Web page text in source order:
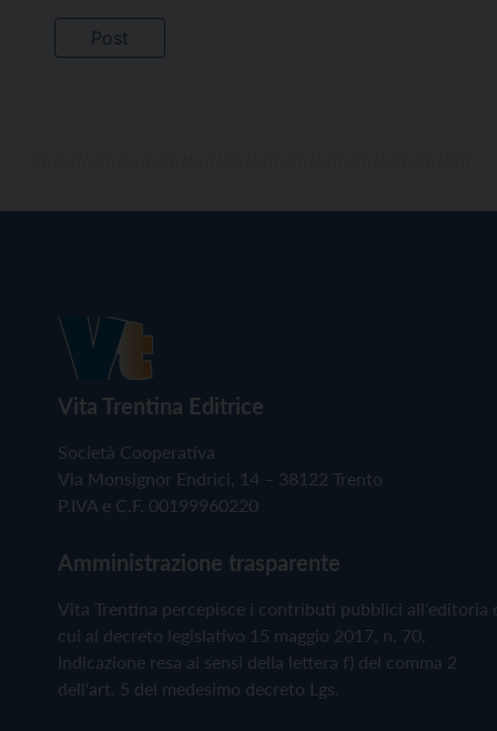
Vita Trentina Editrice
Società Cooperativa
Via Monsignor Endrici, 14 – 38122 Trento
P.IVA e C.F. 00199960220
Amministrazione trasparente
Vita Trentina percepisce i contributi pubblici all'editoria
cui al decreto legislativo 15 maggio 2017, n. 70.
Indicazione resa ai sensi della lettera f) del comma 2
dell'art. 5 del medesimo decreto Lgs.